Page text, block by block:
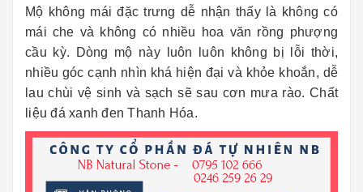
Mộ không mái đặc trưng dễ nhận thấy là không có
mái che và không có nhiều hoa văn rồng phượng
cầu kỳ. Dòng mộ này luôn luôn không bị lỗi thời,
nhiều góc cạnh nhìn khá hiện đại và khỏe khoắn, dễ
lau chùi vệ sinh và sạch sẽ sau cơn mưa rào. Chất
liệu đá xanh đen Thanh Hóa.